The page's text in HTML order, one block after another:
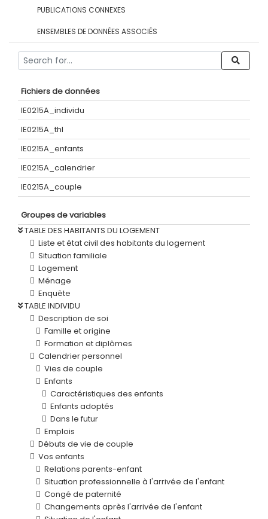
PUBLICATIONS CONNEXES
ENSEMBLES DE DONNÉES ASSOCIÉS
Fichiers de données
IE0215A_individu
IE0215A_thl
IE0215A_enfants
IE0215A_calendrier
IE0215A_couple
Groupes de variables
TABLE DES HABITANTS DU LOGEMENT
Liste et état civil des habitants du logement
Situation familiale
Logement
Ménage
Enquête
TABLE INDIVIDU
Description de soi
Famille et origine
Formation et diplômes
Calendrier personnel
Vies de couple
Enfants
Caractéristiques des enfants
Enfants adoptés
Dans le futur
Emplois
Débuts de vie de couple
Vos enfants
Relations parents-enfant
Situation professionnelle à l'arrivée de l'enfant
Congé de paternité
Changements après l'arrivée de l'enfant